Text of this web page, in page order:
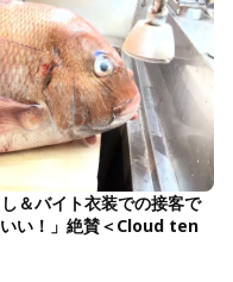
＆バイト衣装での接客で
い！」絶賛＜Cloud ten